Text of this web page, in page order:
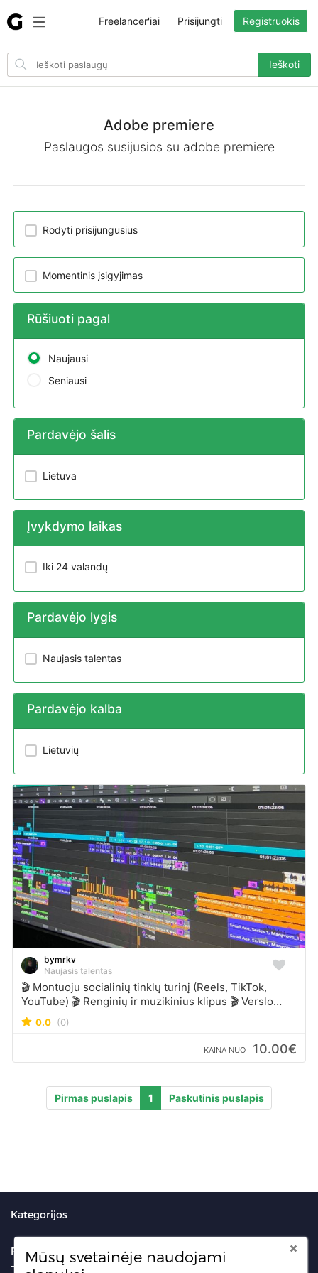
Search
items
Ieškoti
Freelancer'iai Prisijungti Registruokis
Adobe premiere
Paslaugos susijusios su adobe premiere
Rodyti prisijungusius
Momentinis įsigyjimas
Rūšiuoti pagal
Naujausi
Seniausi
Pardavėjo šalis
Lietuva
Įvykdymo laikas
Iki 24 valandų
Pardavėjo lygis
Naujasis talentas
Pardavėjo kalba
Lietuvių
bymrkv
Naujasis talentas
🎬 Montuoju socialinių tinklų turinį (Reels, TikTok,
YouTube) 🎬 Renginių ir muzikinius klipus 🎬 Verslo
reklaminius filmukus, produktų pristatymus 🎬
Kūrybišką montažą su efektais, titrais, spalvų korekcija
👉 Kodėl verta? Nes man svarbiausia jūsų idėja,
kokybė ir rezultatas, kuris išsiskiria. Parašykite man –
malonu žiūrėti bei dalintis.
0.0 (0)
KAINA NUO 10.00€
Pirmas puslapis 1 Paskutinis puslapis
Kategorijos
Portalas
Mūsų svetainėje naudojami